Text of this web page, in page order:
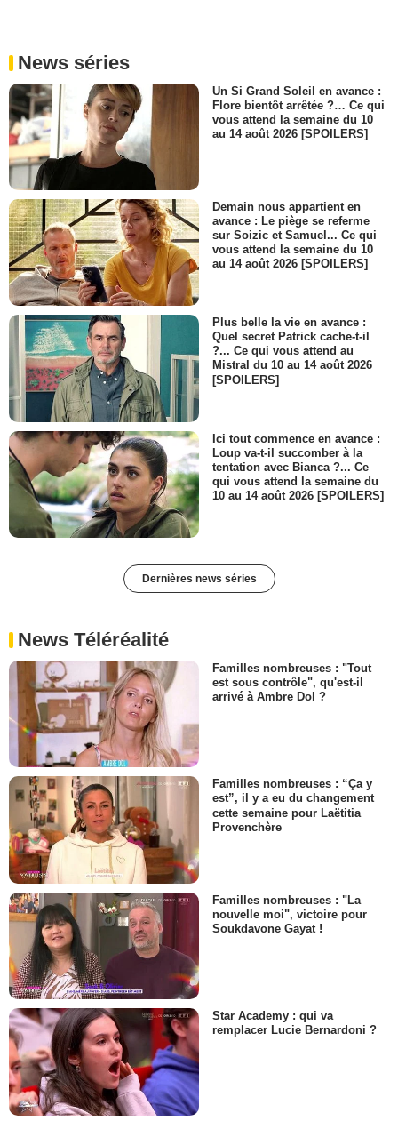
News séries
Un Si Grand Soleil en avance :
Flore bientôt arrêtée ?… Ce qui
vous attend la semaine du 10
au 14 août 2026 [SPOILERS]
Demain nous appartient en
avance : Le piège se referme
sur Soizic et Samuel... Ce qui
vous attend la semaine du 10
au 14 août 2026 [SPOILERS]
Plus belle la vie en avance :
Quel secret Patrick cache-t-il
?... Ce qui vous attend au
Mistral du 10 au 14 août 2026
[SPOILERS]
Ici tout commence en avance :
Loup va-t-il succomber à la
tentation avec Bianca ?... Ce
qui vous attend la semaine du
10 au 14 août 2026 [SPOILERS]
Dernières news séries
News Téléréalité
Familles nombreuses : "Tout
est sous contrôle", qu'est-il
arrivé à Ambre Dol ?
Familles nombreuses : “Ça y
est”, il y a eu du changement
cette semaine pour Laëtitia
Provenchère
Familles nombreuses : "La
nouvelle moi", victoire pour
Soukdavone Gayat !
Star Academy : qui va
remplacer Lucie Bernardoni ?